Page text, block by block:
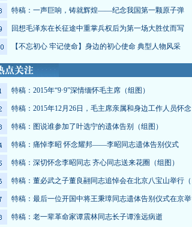
特稿：一声巨响，铸就辉煌——纪念我国第一颗原子弹
回想毛泽东在长征途中重掌兵权后为第一场大胜仗而写
【不忘初心 牢记使命】身边的初心使命 典型人物风采
特稿：2015年“9·9”深情缅怀毛主席（组图）
特稿：2015年12月26日，毛主席亲属和身边工作人员怀念
特稿：图说谁参加了叶选宁的遗体告别（组图）
特稿：痛悼李昭 怀念耀邦——李昭同志遗体告别仪式
特稿：深切怀念李昭同志 齐心同志送来花圈（组图）
特稿：董必武之子董良翮同志追悼会在北京八宝山举行（
特稿：最后一位开国中将王秉璋同志遗体告别仪式在京举
特稿：老一辈革命家谭震林同志长子谭淮远病逝